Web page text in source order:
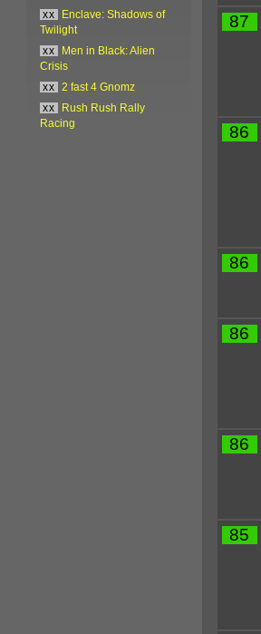
87
86
86
86
86
85
xx
Enclave: Shadows of
Twilight
xx
Men in Black: Alien
Crisis
xx
2 fast 4 Gnomz
xx
Rush Rush Rally
Racing